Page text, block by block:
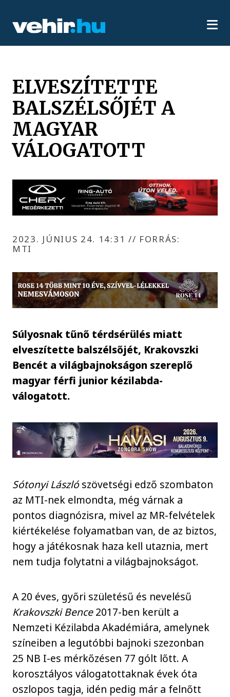
ELVESZÍTETTE
BALSZÉLSŐJÉT A
MAGYAR
VÁLOGATOTT
2023. JÚNIUS 24. 14:31 // FORRÁS:
MTI
Súlyosnak tűnő térdsérülés miatt
elveszítette balszélsőjét, Krakovszki
Bencét a világbajnokságon szereplő
magyar férfi junior kézilabda-
válogatott.
Sótonyi Lászlószövetségi edző szombaton
az MTI-nek elmondta, még várnak a
pontos diagnózisra, mivel az MR-felvételek
kiértékelése folyamatban van, de az biztos,
hogy a játékosnak haza kell utaznia, mert
nem tudja folytatni a világbajnokságot.
A 20 éves, győri születésű és nevelésű
Krakovszki Bence2017-ben került a
Nemzeti Kézilabda Akadémiára, amelynek
színeiben a legutóbbi bajnoki szezonban
25 NB I-es mérkőzésen 77 gólt lőtt. A
korosztályos válogatottaknak évek óta
oszlopos tagja, idén pedig már a felnőtt